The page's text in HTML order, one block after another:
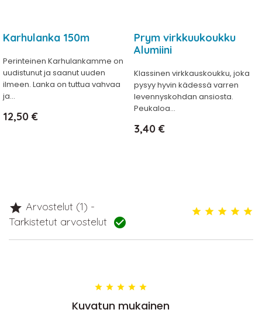
Karhulanka 150m
Perinteinen Karhulankamme on
uudistunut ja saanut uuden
ilmeen. Lanka on tuttua vahvaa
ja...
Hinta
12,50 €
Prym virkkuukoukku
Alumiini
Klassinen virkkauskoukku, joka
pysyy hyvin kädessä varren
levennyskohdan ansiosta.
Peukaloa...
Hinta
3,40 €
 Arvostelut (1) -
Tarkistetut arvostelut 
    
Kuvatun mukainen